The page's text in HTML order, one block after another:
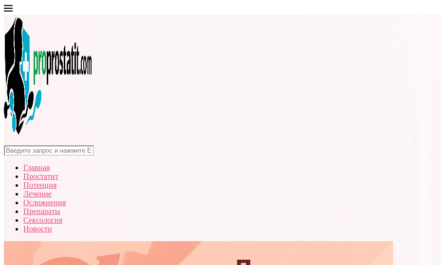
Главная
Простатит
Потенция
Лечение
Осложнения
Препараты
Сексология
Новости